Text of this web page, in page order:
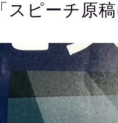
「スピーチ原